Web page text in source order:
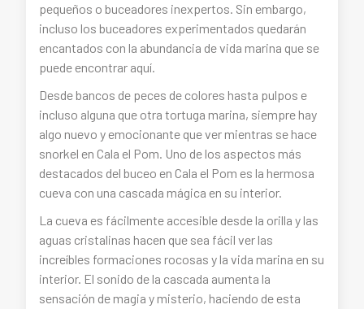
pequeños o buceadores inexpertos. Sin embargo,
incluso los buceadores experimentados quedarán
encantados con la abundancia de vida marina que se
puede encontrar aquí.
Desde bancos de peces de colores hasta pulpos e
incluso alguna que otra tortuga marina, siempre hay
algo nuevo y emocionante que ver mientras se hace
snorkel en Cala el Pom. Uno de los aspectos más
destacados del buceo en Cala el Pom es la hermosa
cueva con una cascada mágica en su interior.
La cueva es fácilmente accesible desde la orilla y las
aguas cristalinas hacen que sea fácil ver las
increíbles formaciones rocosas y la vida marina en su
interior. El sonido de la cascada aumenta la
sensación de magia y misterio, haciendo de esta